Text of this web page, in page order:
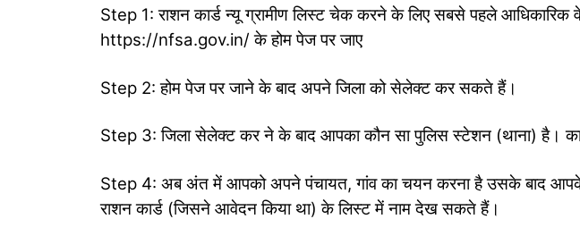
Step 1: राशन कार्ड न्यू ग्रामीण लिस्ट चेक करने के लिए सबसे पहले आधिकारिक
https://nfsa.gov.in/ के होम पेज पर जाए
Step 2: होम पेज पर जाने के बाद अपने जिला को सेलेक्ट कर सकते हैं।
Step 3: जिला सेलेक्ट कर ने के बाद आपका कौन सा पुलिस स्टेशन (थाना) है।
Step 4: अब अंत में आपको अपने पंचायत, गांव का चयन करना है उसके बाद आपके
राशन कार्ड (जिसने आवेदन किया था) के लिस्ट में नाम देख सकते हैं।